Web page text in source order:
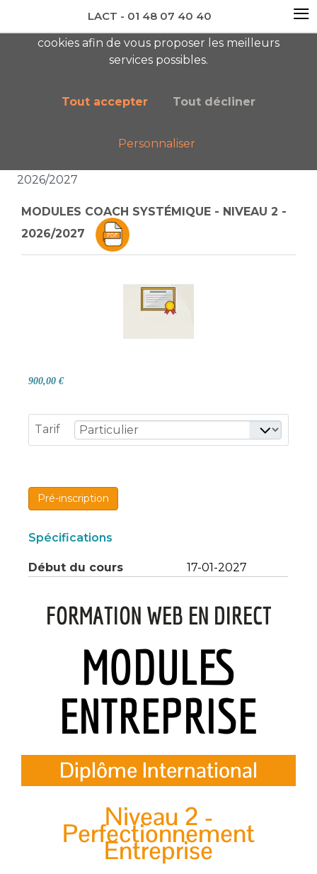
newsletter AC
Liste des catégories
2026/2027
MODULES COACH SYSTÉMIQUE - NIVEAU 2 -
2026/2027
900,00 €
Tarif
Pré-inscription
Spécifications
Début du cours 17-01-2027
FORMATION WEB EN DIRECT
MODULES
ENTREPRISE
Diplôme International
Niveau 2 -
Perfectionnement
Entreprise
cookies afin de vous proposer les meilleurs
services possibles.
Tout accepter Tout décliner
Personnaliser
LACT - 01 48 07 40 40 ≡